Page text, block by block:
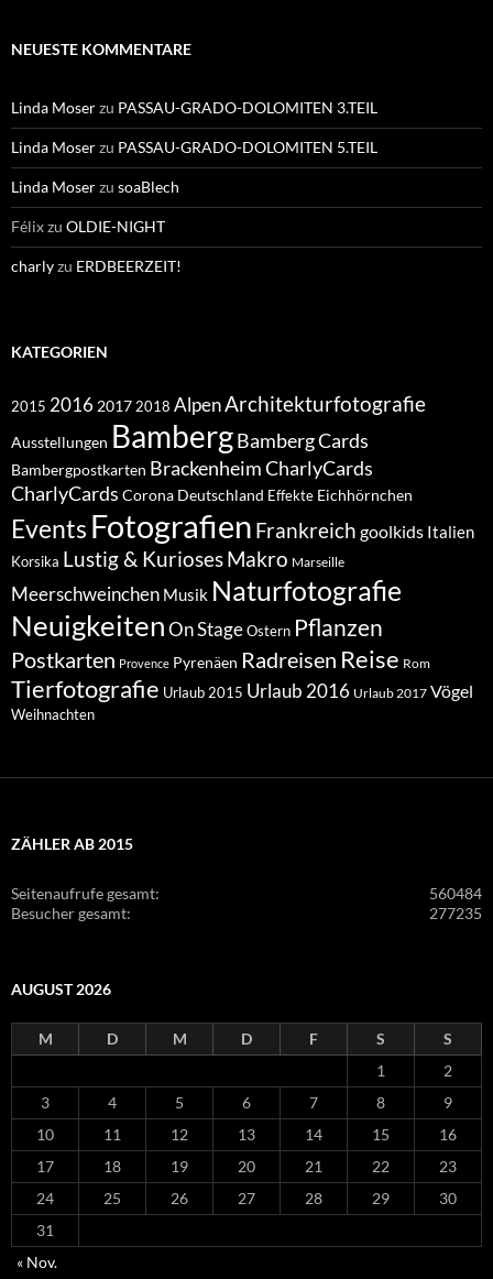
NEUESTE KOMMENTARE
Linda Moserzu PASSAU-GRADO-DOLOMITEN 3.TEIL
Linda Moserzu PASSAU-GRADO-DOLOMITEN 5.TEIL
Linda Moserzu soaBlech
Félixzu OLDIE-NIGHT
charlyzu ERDBEERZEIT!
KATEGORIEN
2015 2016 2017 2018 AlpenArchitekturfotografie
Ausstellungen BambergBamberg Cards
Bambergpostkarten BrackenheimCharlyCards
CharlyCards Corona Deutschland Effekte Eichhörnchen
Events Fotografien Frankreich goolkids Italien
Korsika Lustig & KuriosesMakro Marseille
Meerschweinchen Musik Naturfotografie
NeuigkeitenOn StageOstern Pflanzen
Postkarten Provence Pyrenäen Radreisen Reise Rom
Tierfotografie Urlaub 2015 Urlaub 2016 Urlaub 2017 Vögel
Weihnachten
ZÄHLER AB 2015
560484
Seitenaufrufe gesamt:
277235
Besucher gesamt:
AUGUST 2026
M D M D F S
S
1
2
3
4 5 6 7 8
9
10
11 12 13 14 15
16
17
18 19 20 21 22
23
24
25 26 27 28 29
30
31
« Nov.